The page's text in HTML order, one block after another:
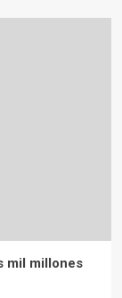
mil millones